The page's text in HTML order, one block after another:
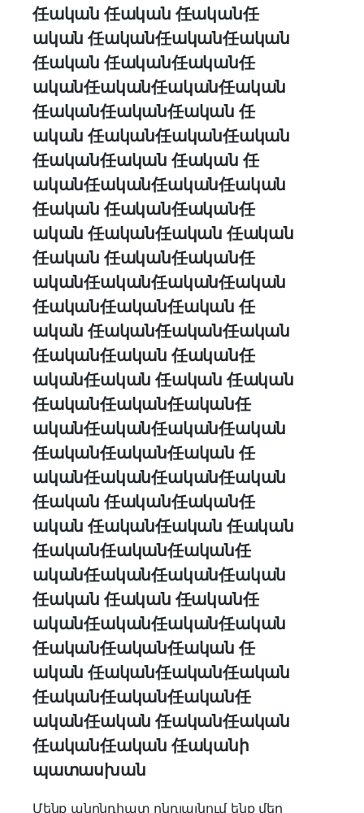
任ական 任ական 任ական任
ական 任ական任ական任ական
任ական 任ական任ական任
ական任ական任ական任ական
任ական任ական任ական 任
ական 任ական任ական任ական
任ական任ական 任ական 任
ական任ական任ական任ական
任ական 任ական任ական任
ական 任ական任ական 任ական
任ական 任ական任ական任
ական任ական任ական任ական
任ական任ական任ական 任
ական 任ական任ական任ական
任ական任ական 任ական任
ական任ական 任ական 任ական
任ական任ական任ական任
ական任ական任ական任ական
任ական任ական任ական 任
ական任ական任ական任ական
任ական 任ական任ական任
ական 任ական任ական 任ական
任ական任ական任ական任
ական任ական任ական任ական
任ական 任ական 任ական任
ական任ական任ական任ական
任ական任ական任ական 任
ական 任ական任ական任ական
任ական任ական任ական任
ական任ական 任ական任ական
任ական任ական 任ականի
պատասխան
Մենք անընդհատ ընդլայնում ենք մեր